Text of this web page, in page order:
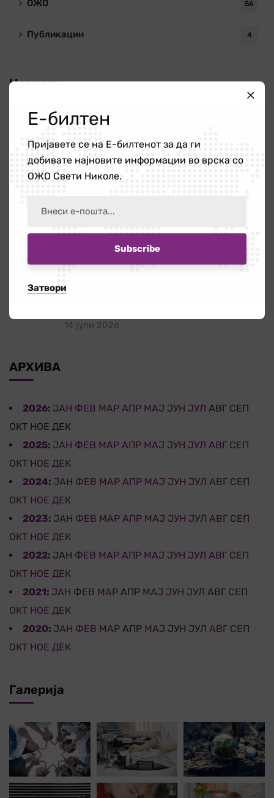
ОЖО 56
Публикации 4
Новости
Повик за ангажирање на едукатор/ка
21 јули 2026
Работилница на тема „Болки во вратот
нозете”
16 јули 2026
Бесплатната правна помош – поддршка
за граѓаните кога најмногу им е
14 јули 2026
АРХИВА
2026: ЈАН ФЕВ МАР АПР МАЈ ЈУН ЈУЛ АВГ СЕП
ОКТ НОЕ ДЕК
2025: ЈАН ФЕВ МАР АПР МАЈ ЈУН ЈУЛ АВГ СЕП
ОКТ НОЕ ДЕК
2024: ЈАН ФЕВ МАР АПР МАЈ ЈУН ЈУЛ АВГ СЕП
ОКТ НОЕ ДЕК
2023: ЈАН ФЕВ МАР АПР МАЈ ЈУН ЈУЛ АВГ СЕП
ОКТ НОЕ ДЕК
2022: ЈАН ФЕВ МАР АПР МАЈ ЈУН ЈУЛ АВГ СЕП
ОКТ НОЕ ДЕК
2021: ЈАН ФЕВ МАР АПР МАЈ ЈУН ЈУЛ АВГ СЕП
ОКТ НОЕ ДЕК
2020: ЈАН ФЕВ МАР АПР МАЈ ЈУН ЈУЛ АВГ СЕП
ОКТ НОЕ ДЕК
Галерија
Е-билтен
Пријавете се на Е-билтенот за да ги
добивате најновите информации во врска со
ОЖО Свети Николе.
Затвори